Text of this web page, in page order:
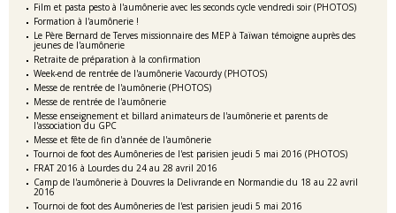
Film et pasta pesto à l'aumônerie avec les seconds cycle vendredi soir (PHOTOS)
Formation à l'aumônerie !
Le Père Bernard de Terves missionnaire des MEP à Taïwan témoigne auprès des
jeunes de l'aumônerie
Retraite de préparation à la confirmation
Week-end de rentrée de l'aumônerie Vacourdy (PHOTOS)
Messe de rentrée de l'aumônerie (PHOTOS)
Messe de rentrée de l'aumônerie
Messe enseignement et billard animateurs de l'aumônerie et parents de
l'association du GPC
Messe et fête de fin d'année de l'aumônerie
Tournoi de foot des Aumôneries de l'est parisien jeudi 5 mai 2016 (PHOTOS)
FRAT 2016 à Lourdes du 24 au 28 avril 2016
Camp de l'aumônerie à Douvres la Delivrande en Normandie du 18 au 22 avril
2016
Tournoi de foot des Aumôneries de l'est parisien jeudi 5 mai 2016